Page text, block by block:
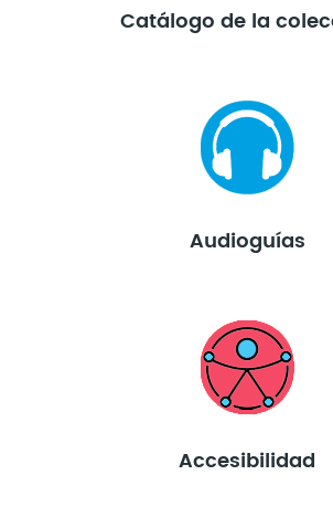
Catálogo de la
Audioguías
Accesibilidad